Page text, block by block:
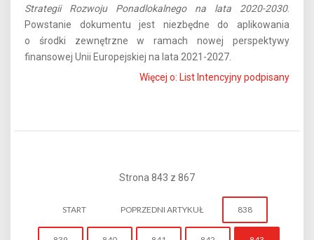
Strategii Rozwoju Ponadlokalnego na lata 2020-2030.
Powstanie dokumentu jest niezbędne do aplikowania
o środki zewnętrzne w ramach nowej perspektywy
finansowej Unii Europejskiej na lata 2021-2027.
Więcej o: List Intencyjny podpisany
Strona 843 z 867
START POPRZEDNI ARTYKUŁ 838